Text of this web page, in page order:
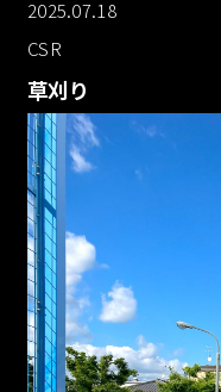
2025.07.18
CSR
草刈り